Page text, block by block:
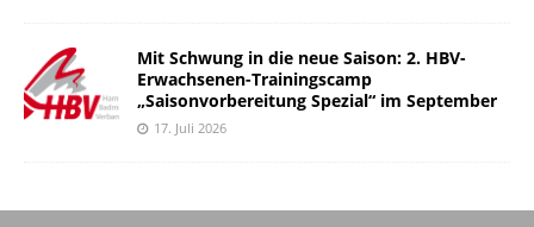
Mit Schwung in die neue Saison: 2. HBV-
Erwachsenen-Trainingscamp
„Saisonvorbereitung Spezial“ im September
17. Juli 2026